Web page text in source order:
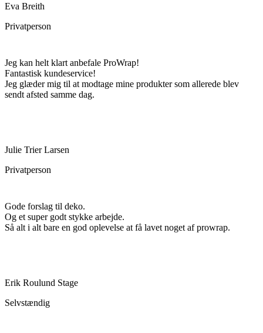
Eva Breith
Privatperson
Jeg kan helt klart anbefale ProWrap!
Fantastisk kundeservice!
Jeg glæder mig til at modtage mine produkter som allerede blev
sendt afsted samme dag.
Julie Trier Larsen
Privatperson
Gode forslag til deko.
Og et super godt stykke arbejde.
Så alt i alt bare en god oplevelse at få lavet noget af prowrap.
Erik Roulund Stage
Selvstændig